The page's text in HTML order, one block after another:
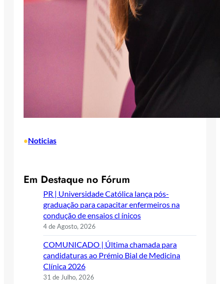
•Noticias
Em Destaque no Fórum
PR | Universidade Católica lança pós-
graduação para capacitar enfermeiros na
condução de ensaios cl ínicos
4 de Agosto, 2026
COMUNICADO | Última chamada para
candidaturas ao Prémio Bial de Medicina
Clínica 2026
31 de Julho, 2026